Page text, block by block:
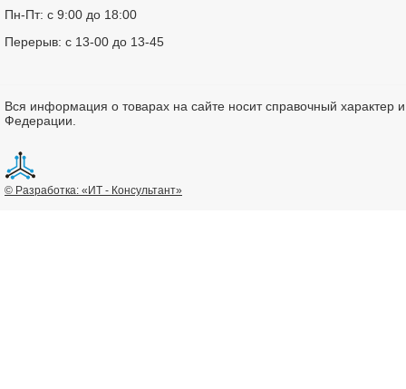
Пн-Пт: с 9:00 до 18:00
Перерыв: с 13-00 до 13-45
Вся информация о товарах на сайте носит справочный характер
Федерации.
© Разработка: «ИТ - Консультант»